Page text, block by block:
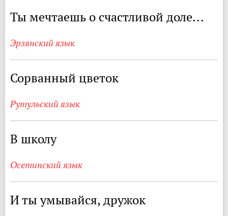
Ты мечтаешь о счастливой доле...
Эрзянский язык
Сорванный цветок
Рутульский язык
В школу
Осетинский язык
И ты умывайся, дружок